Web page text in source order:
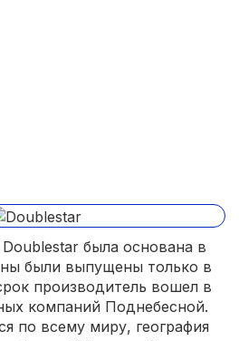
была основана в
были выпущены только в
производитель вошел в
компаний Поднебесной.
по всему миру, география